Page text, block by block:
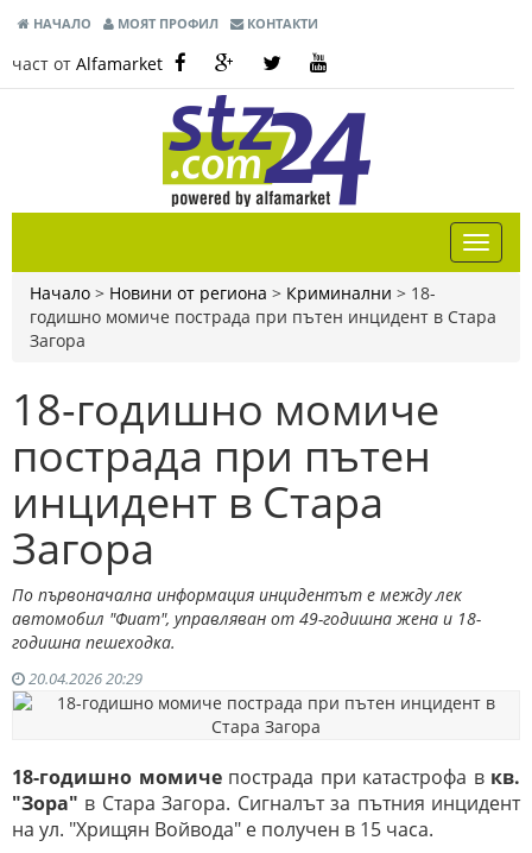
НАЧАЛО МОЯТ ПРОФИЛ КОНТАКТИ
част от Alfamarket
Начало > Новини от региона > Криминални > 18-
годишно момиче пострада при пътен инцидент в Стара
Загора
18-годишно момиче
пострада при пътен
инцидент в Стара
Загора
По първоначална информация инцидентът е между лек
автомобил "Фиат", управляван от 49-годишна жена и 18-
годишна пешеходка.
20.04.2026 20:29
18-годишно момиче пострада при катастрофа в кв.
"Зора" в Стара Загора. Сигналът за пътния инцидент
на ул. "Хрищян Войвода" е получен в 15 часа.